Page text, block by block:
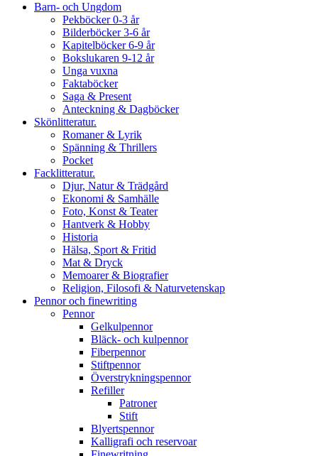
Barn- och Ungdom
Pekböcker 0-3 år
Bilderböcker 3-6 år
Kapitelböcker 6-9 år
Bokslukaren 9-12 år
Unga vuxna
Faktaböcker
Saga & Present
Anteckning & Dagböcker
Skönlitteratur.
Romaner & Lyrik
Spänning & Thrillers
Pocket
Facklitteratur.
Djur, Natur & Trädgård
Ekonomi & Samhälle
Foto, Konst & Teater
Hantverk & Hobby
Historia
Hälsa, Sport & Fritid
Mat & Dryck
Memoarer & Biografier
Religion, Filosofi & Naturvetenskap
Pennor och finewriting
Pennor
Gelkulpennor
Bläck- och kulpennor
Fiberpennor
Stiftpennor
Överstrykningspennor
Refiller
Patroner
Stift
Blyertspennor
Kalligrafi och reservoar